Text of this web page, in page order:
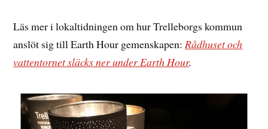
Läs mer i lokaltidningen om hur Trelleborgs kommun
anslöt sig till Earth Hour gemenskapen: Rådhuset och
vattentornet släcks ner under Earth Hour.